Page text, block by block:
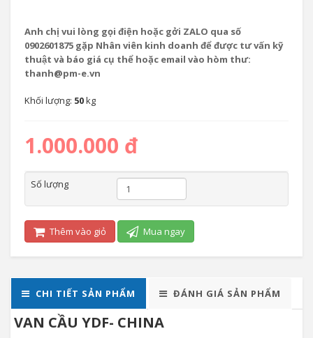
Anh chị vui lòng gọi điện hoặc gởi ZALO qua số
0902601875 gặp Nhân viên kinh doanh để được tư vấn kỹ
thuật và báo giá cụ thể hoặc email vào hòm thư:
thanh@pm-e.vn
Khối lượng: 50kg
1.000.000 đ
Số lượng
Thêm vào giỏ Mua ngay
CHI TIẾT SẢN PHẨM ĐÁNH GIÁ SẢN PHẨM
VAN CẦU YDF- CHINA